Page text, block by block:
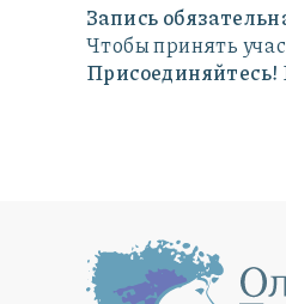
Запись
Чтобы принять